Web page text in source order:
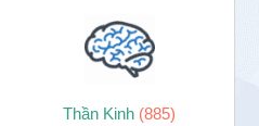
Thần Kinh (885)